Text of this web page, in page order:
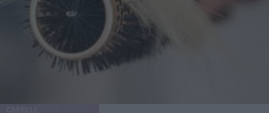
bordi con acqua tiepida. Poi valuta: se l’area è arrossata,
scegli una crema lenitiva leggera; se è ancora attiva, puoi
applicarne uno nuovo, ma senza trasformare il patch in una
punizione a tempo indeterminato. Errori comuni che fanno
odiare i cerotti (pur non essendo colpa loro) Metterli su un
brufolo “chiuso” sperando nel miracolo Se non c’è